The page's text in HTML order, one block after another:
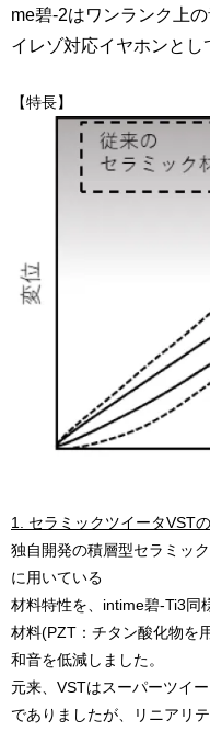
me碧-2はワンランク上
イレゾ対応イヤホンとし
【特長】
1. セラミックツイータVST
独自開発の積層型セラミッ
に用いている
材料特性を、intime碧-Ti3同
材料(PZT：チタン酸化物を
和音を低減しました。
元来、VSTはスーパーツイ
でありましたが、リニアリ